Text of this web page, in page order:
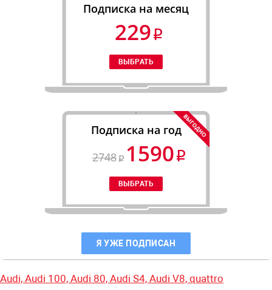
Подписка на месяц
229
Подписка на год
2748
1590
Я УЖЕ ПОДПИСАН
Audi, Audi 100, Audi 80, Audi S4, Audi V8, quattro